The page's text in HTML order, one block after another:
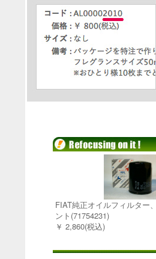
FIAT純正オイルフィルター
ント(71754231)
￥ 2,860(税込)